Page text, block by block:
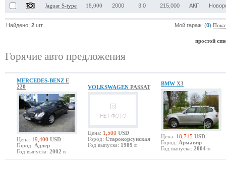
Jaguar S-type 18,000 2000 3.0 215,000 АКП
Найдено:2 шт. Мой гараж: (0)
простой
Горячие авто предложения
MERCEDES-BENZ E
220
Цена: 19,400 USD
Город: Адлер
Год выпуска: 2002 г.
VOLKSWAGEN PASSAT
Цена: 1,500 USD
Город: Старокорсунская
Год выпуска: 1989 г.
BMW X3
Цена: 18,715 USD
Город: Армавир
Год выпуска: 2004 г.